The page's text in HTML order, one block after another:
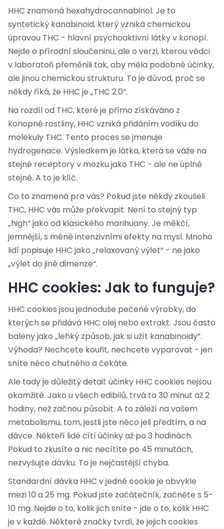
HHC znamená hexahydrocannabinol. Je to
syntetický kanabinoid, který vzniká chemickou
úpravou THC - hlavní psychoaktivní látky v konopí.
Nejde o přírodní sloučeninu, ale o verzi, kterou vědci
v laboratoři přeměnili tak, aby měla podobné účinky,
ale jinou chemickou strukturu. To je důvod, proč se
někdy říká, že HHC je „THC 2.0“.
Na rozdíl od THC, které je přímo získáváno z
konopné rostliny, HHC vzniká přidáním vodíku do
molekuly THC. Tento proces se jmenuje
hydrogenace. Výsledkem je látka, která se váže na
stejné receptory v mozku jako THC - ale ne úplně
stejně. A to je klíč.
Co to znamená pro vás? Pokud jste někdy zkoušeli
THC, HHC vás může překvapit. Není to stejný typ
„high“ jako od klasického marihuany. Je měkčí,
jemnější, s méně intenzivními efekty na mysl. Mnoho
lidí popisuje HHC jako „relaxovaný výlet“ - ne jako
„výlet do jiné dimenze“.
HHC cookies: Jak to funguje?
HHC cookies jsou jednoduše pečené výrobky, do
kterých se přidává HHC olej nebo extrakt. Jsou často
baleny jako „lehký způsob, jak si užít kanabinoidy“.
Výhoda? Nechcete kouřit, nechcete vyparovat - jen
sníte něco chutného a čekáte.
Ale tady je důležitý detail: účinky HHC cookies nejsou
okamžité. Jako u všech edibilů, trvá to 30 minut až 2
hodiny, než začnou působit. A to záleží na vašem
metabolismu, tom, jestli jste něco jeli předtím, a na
dávce. Někteří lidé cítí účinky až po 3 hodinách.
Pokud to zkusíte a nic necítíte po 45 minutách,
nezvyšujte dávku. To je nejčastější chyba.
Standardní dávka HHC v jedné cookie je obvykle
mezi 10 a 25 mg. Pokud jste začátečník, začněte s 5-
10 mg. Nejde o to, kolik jich sníte - jde o to, kolik HHC
je v každé. Některé značky tvrdí, že jejich cookies